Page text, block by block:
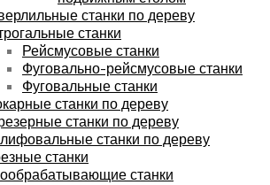
станки по дереву
станки
Рейсмусовые станки
Фуговально-рейсмусовые станки
Фуговальные станки
станки по дереву
станки по дереву
станки по дереву
станки
станки